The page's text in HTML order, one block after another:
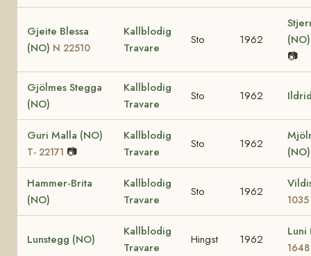
Gjeite Blessa
(NO) N 22510
Kallblodig
Travare
Sto 1962
📷
Gjölmes Stegga
(NO)
Kallblodig
Travare
Sto 1962
Guri Malla (NO)
T- 22171 📷
Kallblodig
Travare
Sto 1962
Hammer-Brita
(NO)
Kallblodig
Travare
Sto 1962
1035
Lunstegg (NO)
Kallblodig
Travare
Hingst 1962
1648